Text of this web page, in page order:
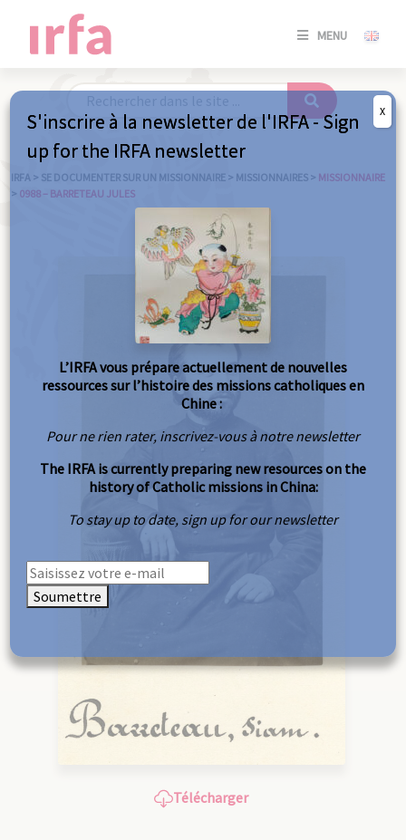
MENU
SE
/
IRFA > SE DOCUMENTER SUR UN MISSIONNAIRE > MISSIONNAIRES > MISSIONNAIRE
> 0988 – BARRETEAU JULES
Télécharger
S'inscrire à la newsletter de l'IRFA - Sign
up for the IRFA newsletter
L’IRFA vous prépare actuellement de nouvelles
ressources sur l’histoire des missions catholiques en
Chine :
Pour ne rien rater, inscrivez-vous à notre newsletter
The IRFA is currently preparing new resources on the
history of Catholic missions in China:
To stay up to date, sign up for our newsletter
Soumettre
X